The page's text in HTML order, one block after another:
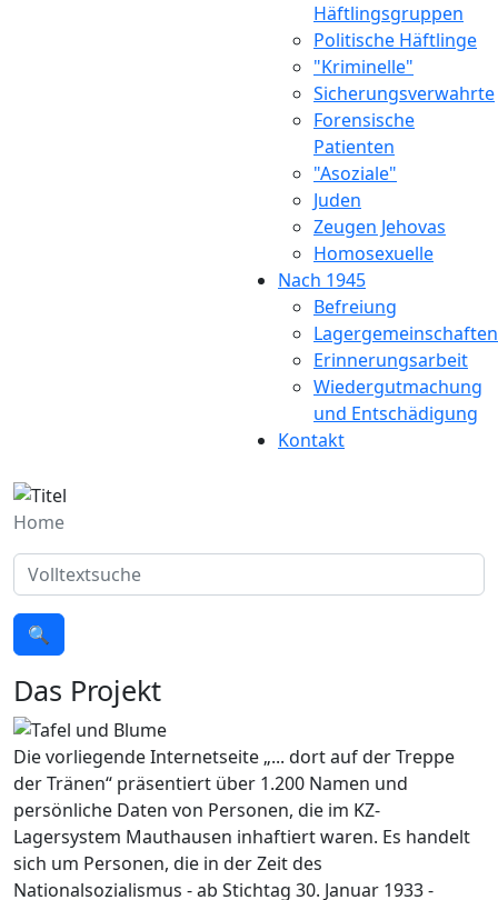
Häftlingsgruppen
Politische Häftlinge
"Kriminelle"
Sicherungsverwahrte
Forensische
Patienten
"Asoziale"
Juden
Zeugen Jehovas
Homosexuelle
Nach 1945
Befreiung
Lagergemeinschaften
Erinnerungsarbeit
Wiedergutmachung
und Entschädigung
Kontakt
Home
Suche
🔍
Das Projekt
Die vorliegende Internetseite „... dort auf der Treppe
der Tränen“ präsentiert über 1.200 Namen und
persönliche Daten von Personen, die im KZ-
Lagersystem Mauthausen inhaftiert waren. Es handelt
sich um Personen, die in der Zeit des
Nationalsozialismus - ab Stichtag 30. Januar 1933 -